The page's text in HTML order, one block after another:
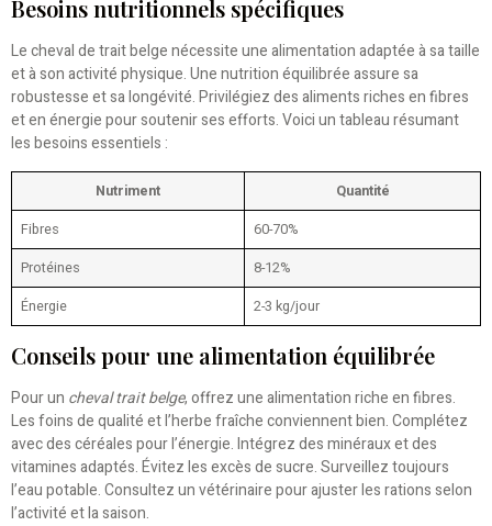
Besoins nutritionnels spécifiques
Le cheval de trait belge nécessite une alimentation adaptée à sa taille
et à son activité physique. Une nutrition équilibrée assure sa
robustesse et sa longévité. Privilégiez des aliments riches en fibres
et en énergie pour soutenir ses efforts. Voici un tableau résumant
les besoins essentiels :
Nutriment
Quantité
Fibres
60-70%
Protéines
8-12%
Énergie
2-3 kg/jour
Conseils pour une alimentation équilibrée
Pour un cheval trait belge, offrez une alimentation riche en fibres.
Les foins de qualité et l’herbe fraîche conviennent bien. Complétez
avec des céréales pour l’énergie. Intégrez des minéraux et des
vitamines adaptés. Évitez les excès de sucre. Surveillez toujours
l’eau potable. Consultez un vétérinaire pour ajuster les rations selon
l’activité et la saison.